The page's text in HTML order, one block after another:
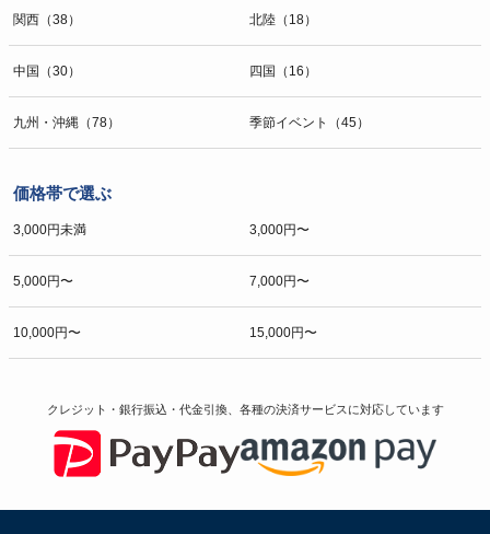
関西（38） 北陸（18）
中国（30） 四国（16）
九州・沖縄（78） 季節イベント（45）
価格帯で選ぶ
3,000円未満 3,000円〜
5,000円〜 7,000円〜
10,000円〜 15,000円〜
クレジット・銀行振込・代金引換、各種の決済サービスに対応しています